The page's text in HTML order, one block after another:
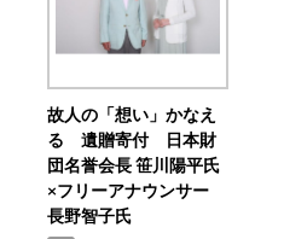
故人の「想い」かなえ
る 遺贈寄付 日本財
団名誉会長 笹川陽平氏
×フリーアナウンサー
長野智子氏